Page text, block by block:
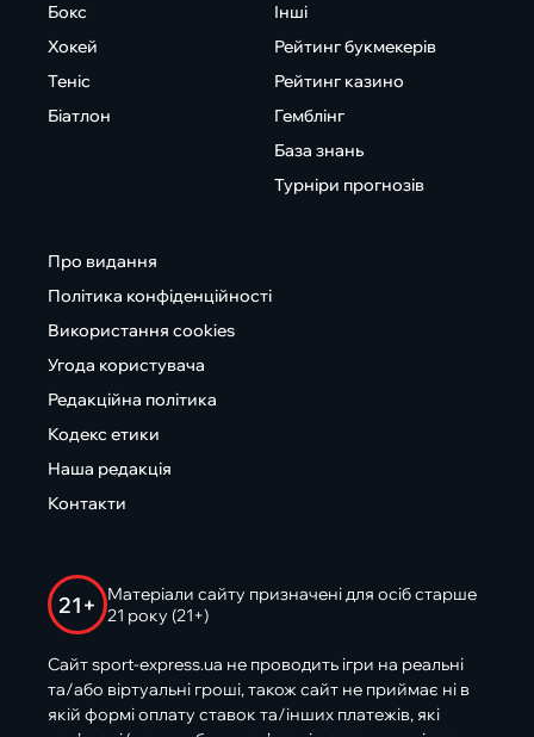
Бокс
Хокей
Теніс
Біатлон
Інші
Рейтинг букмекерів
Рейтинг казино
Гемблінг
База знань
Турніри прогнозів
Про видання
Політика конфіденційності
Використання cookies
Угода користувача
Редакційна політика
Кодекс етики
Наша редакція
Контакти
21+
Матеріали сайту призначені для осіб старше
21 року (21+)
Сайт sport-express.ua не проводить ігри на реальні
та/або віртуальні гроші, також сайт не приймає ні в
якій формі оплату ставок та/інших платежів, які